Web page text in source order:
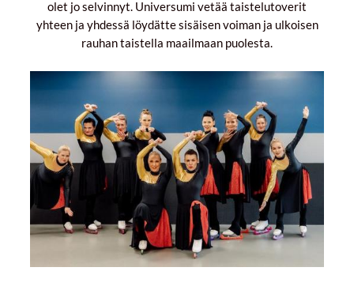
olet jo selvinnyt. Universumi vetää taistelutoverit
yhteen ja yhdessä löydätte sisäisen voiman ja ulkoisen
rauhan taistella maailmaan puolesta.